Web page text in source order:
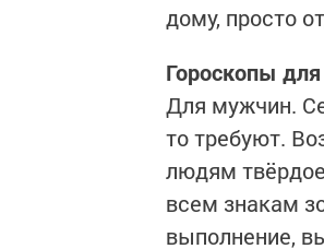
дому, просто
Гороскопы
Для мужчин.
то требуют.
людям
всем знакам
выполнение,